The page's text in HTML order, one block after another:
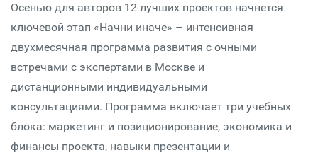
Осенью для авторов 12 лучших проектов начнется
ключевой этап «Начни иначе» – интенсивная
двухмесячная программа развития с очными
встречами с экспертами в Москве и
дистанционными индивидуальными
консультациями. Программа включает три учебных
блока: маркетинг и позиционирование, экономика и
финансы проекта, навыки презентации и